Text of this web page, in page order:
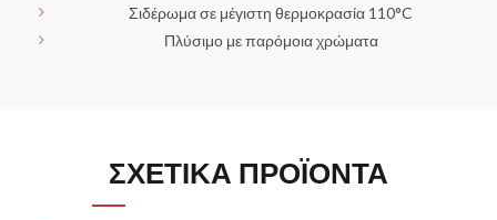
Σιδέρωμα σε μέγιστη θερμοκρασία 110°C
Πλύσιμο με παρόμοια χρώματα
ΣΧΕΤΙΚΆ ΠΡΟΪΌΝΤΑ